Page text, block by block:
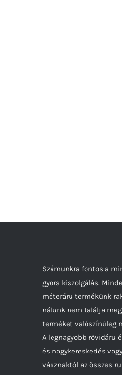
Számunkra fontos a
gyors kiszolgálás.
méteráru termékünk
nálunk nem találja
terméket valószínűleg
A legnagyobb rövidáru
és nagykereskedés
vásznaktól az összes